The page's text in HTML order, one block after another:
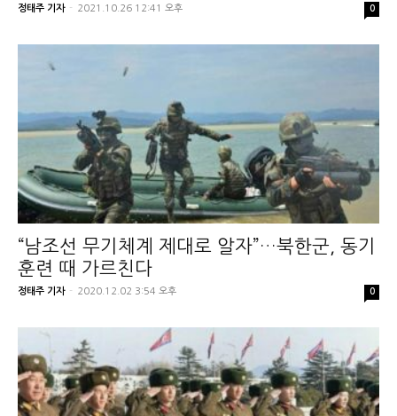
정태주 기자 - 2021.10.26 12:41 오후 0
“남조선 무기체계 제대로 알자”…북한군, 동기
훈련 때 가르친다
정태주 기자 - 2020.12.02 3:54 오후 0